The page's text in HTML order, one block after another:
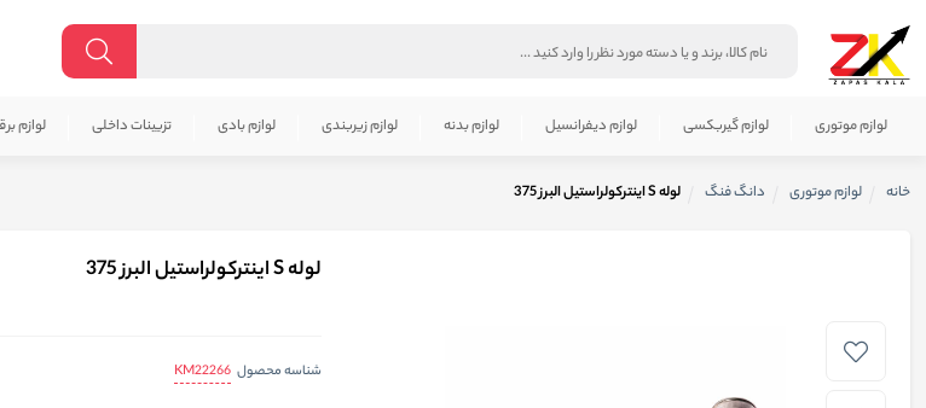
لوازم موتوری لوازم گیربکسی لوازم دیفرانسیل لوازم بدنه لوازم زیربندی لوازم بادی تزیینات داخلی لوازم
خانه لوازم موتوری دانگ فنگ لوله S اینترکولراستیل البرز 375
لوله S اینترکولراستیل البرز 375
شناسه محصول KM22266